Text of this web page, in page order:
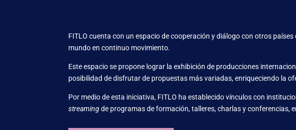
FITLO cuenta con un espacio de cooperación y diálogo con otros
mundo en continuo movimiento.
Este espacio se propone lograr la exhibición de producciones
posibilidad de disfrutar de propuestas más variadas, enriqueciendo la
Por medio de esta iniciativa, FITLO ha establecido vínculos con
streamingde programas de formación, talleres, charlas y